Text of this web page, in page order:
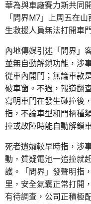
華為與車廠賽力斯共同
「問界M7」上周五在
生救援人員無法打開車
內地傳媒引述「問界」
並無自動解鎖功能，涉
從車內開門；無論車款
破車窗。不過，報道翻
寫明車門在發生碰撞後
指，不論車型和門柄種
撞或故障時能自動解鎖
死者遺孀較早時指，涉
動，質疑電池一追撞就
護。「問界」發聲明指
里，安全氣囊正常打開
有待調查，公司正積極